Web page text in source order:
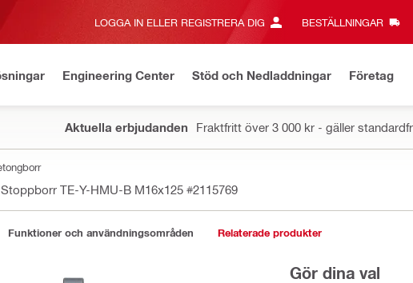
LOGGA IN ELLER REGISTRERA DIG BESTÄLLNINGAR
Engineering Center Stöd och Nedladdningar Företag
Aktuella erbjudanden Fraktfritt över 3 000 kr - gäller
Stoppborr TE-Y-HMU-B M16x125 #2115769
Funktioner och användningsområden Relaterade produkter
Gör dina val